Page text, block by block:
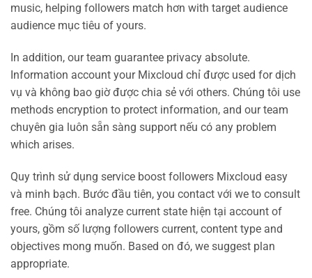
music, helping followers match hơn with target audience
audience mục tiêu of yours.
In addition, our team guarantee privacy absolute.
Information account your Mixcloud chỉ được used for dịch
vụ và không bao giờ được chia sẻ với others. Chúng tôi use
methods encryption to protect information, and our team
chuyên gia luôn sẵn sàng support nếu có any problem
which arises.
Quy trình sử dụng service boost followers Mixcloud easy
và minh bạch. Bước đầu tiên, you contact với we to consult
free. Chúng tôi analyze current state hiện tại account of
yours, gồm số lượng followers current, content type and
objectives mong muốn. Based on đó, we suggest plan
appropriate.